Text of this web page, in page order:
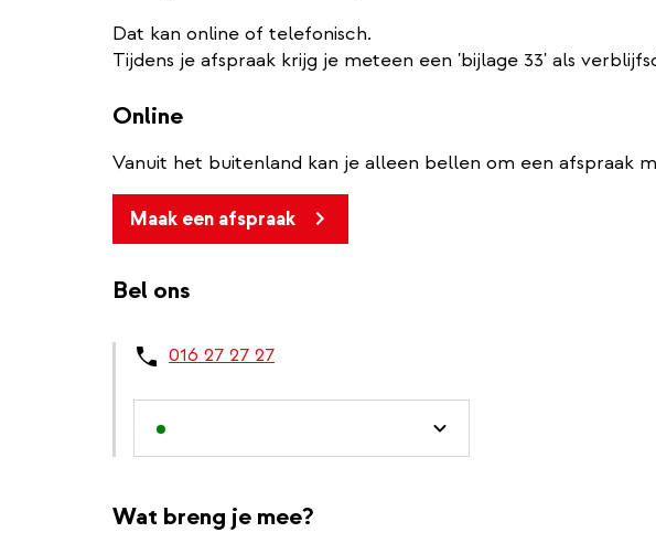
Dat kan online of telefonisch.
Tijdens je afspraak krijg je meteen een 'bijlage 33' als
Online
Vanuit het buitenland kan je alleen bellen om een afspraak
Maak een afspraak
Bel ons
016 27 27 27
Wat breng je mee?